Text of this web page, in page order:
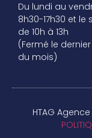
Du lundi au
8h30-17h30 et le
de 10h à 13h
(Fermé le
du mois)
HTAG Agence